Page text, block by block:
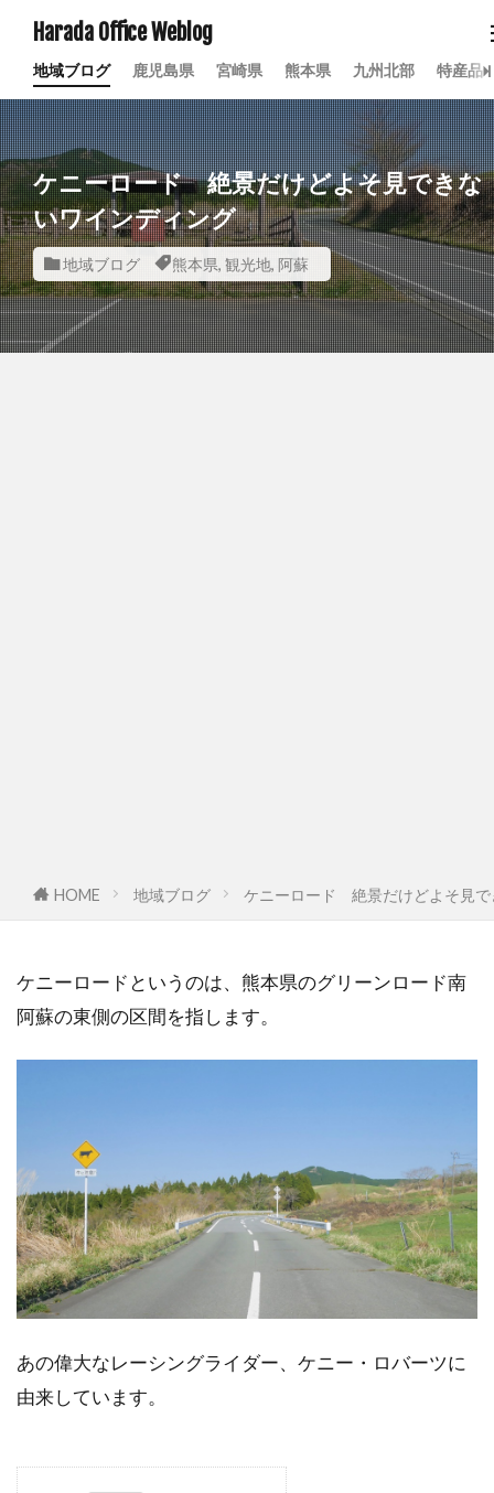
Harada Office Weblog
地域ブログ 鹿児島県 宮崎県 熊本県 九州北部 特産品
ケニーロード 絶景だけどよそ見できな
いワインディング
地域ブログ 熊本県, 観光地, 阿蘇
HOME 地域ブログ ケニーロード 絶景だけどよそ見で
ケニーロードというのは、熊本県のグリーンロード南
阿蘇の東側の区間を指します。
あの偉大なレーシングライダー、ケニー・ロバーツに
由来しています。